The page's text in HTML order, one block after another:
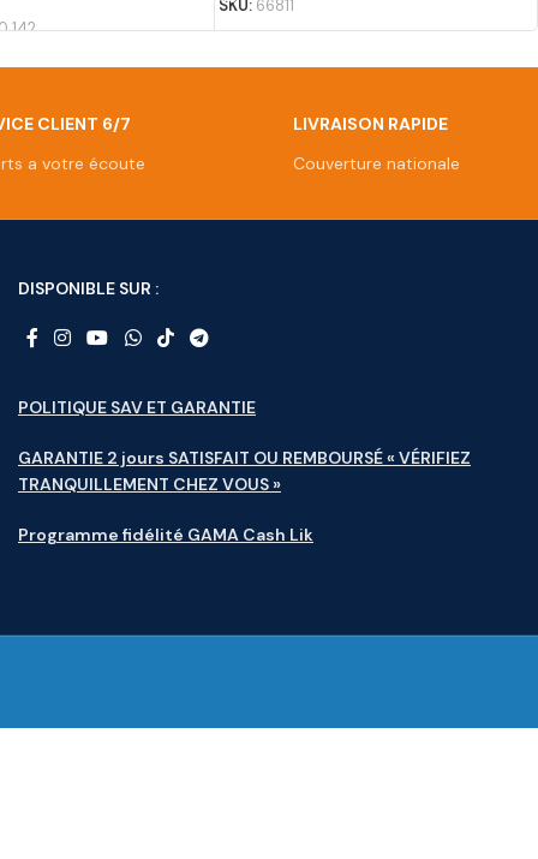
142
SKU: 66811
CLIENT 6/7
a votre écoute
LIVRAISON RAPIDE
Couverture nationale
DISPONIBLE SUR :
POLITIQUE SAV ET GARANTIE
GARANTIE 2 jours SATISFAIT OU REMBOURSÉ « VÉRIFIEZ
TRANQUILLEMENT CHEZ VOUS »
Programme fidélité GAMA Cash Lik